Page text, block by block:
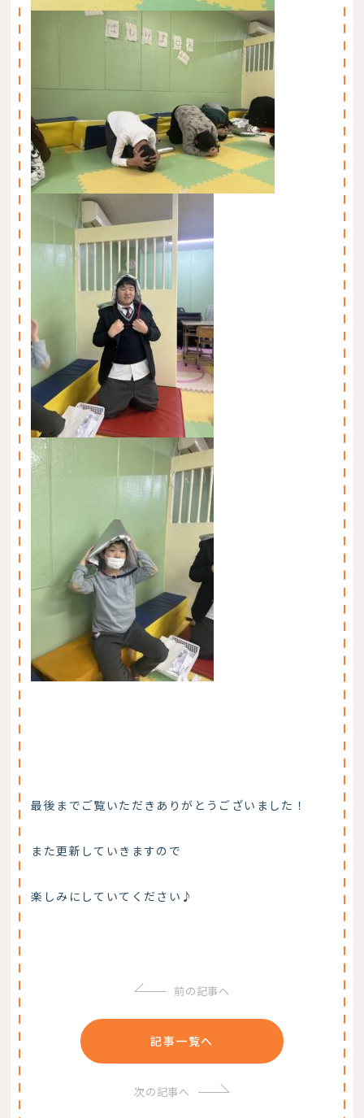
最後までご覧いただきありがとうございました！
また更新していきますので
楽しみにしていてください♪
前の記事へ
記事一覧へ
次の記事へ